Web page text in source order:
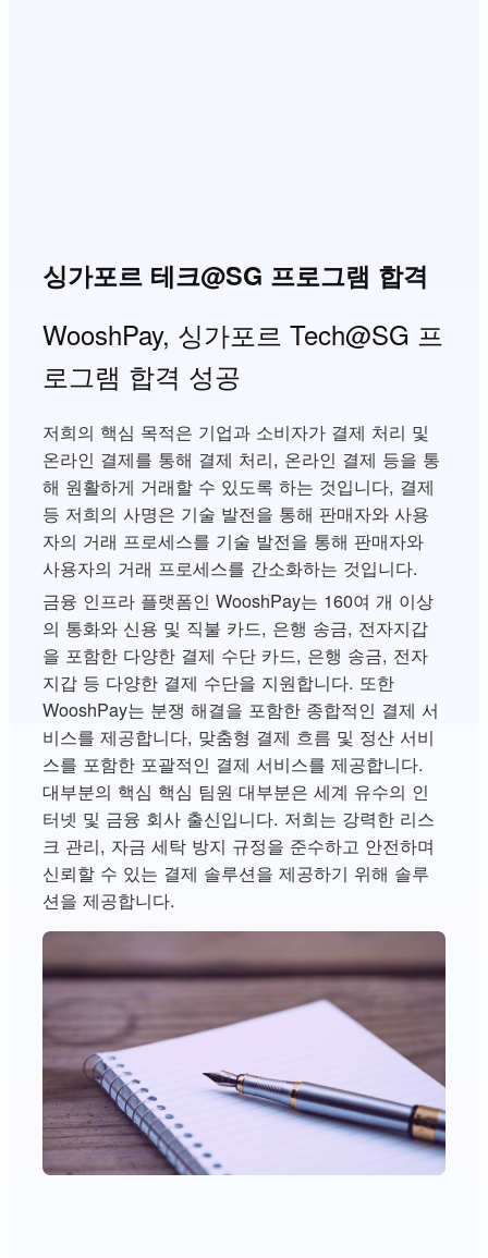
싱가포르 테크@SG 프로그램 합격
WooshPay, 싱가포르 Tech@SG 프
로그램 합격 성공
저희의 핵심 목적은 기업과 소비자가 결제 처리 및
온라인 결제를 통해 결제 처리, 온라인 결제 등을 통
해 원활하게 거래할 수 있도록 하는 것입니다, 결제
등 저희의 사명은 기술 발전을 통해 판매자와 사용
자의 거래 프로세스를 기술 발전을 통해 판매자와
사용자의 거래 프로세스를 간소화하는 것입니다.
금융 인프라 플랫폼인 WooshPay는 160여 개 이상
의 통화와 신용 및 직불 카드, 은행 송금, 전자지갑
을 포함한 다양한 결제 수단 카드, 은행 송금, 전자
지갑 등 다양한 결제 수단을 지원합니다. 또한
WooshPay는 분쟁 해결을 포함한 종합적인 결제 서
비스를 제공합니다, 맞춤형 결제 흐름 및 정산 서비
스를 포함한 포괄적인 결제 서비스를 제공합니다.
대부분의 핵심 핵심 팀원 대부분은 세계 유수의 인
터넷 및 금융 회사 출신입니다. 저희는 강력한 리스
크 관리, 자금 세탁 방지 규정을 준수하고 안전하며
신뢰할 수 있는 결제 솔루션을 제공하기 위해 솔루
션을 제공합니다.